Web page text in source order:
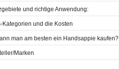
und richtige Anwendung:
Kategorien und die Kosten
man am besten ein Handsappie kaufen?
Marken